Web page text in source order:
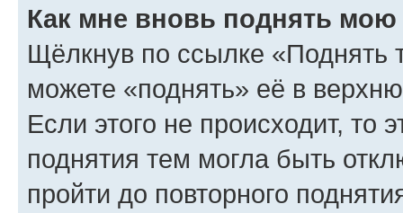
Как мне вновь поднять мою
Щёлкнув по ссылке «Поднять
можете «поднять» её в
Если этого не происходит, то
поднятия тем могла быть
пройти до повторного